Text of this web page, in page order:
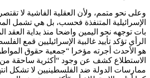
وعلى نحو متمم، ولأن العقلية الفاشية لا
الإسرائيلية المتنفذة فحسب، بل هي تشمل
بات توجهه نحو اليمين واضحا منذ بداية
الرأي تؤكد تأييد غالبية الإسرائيليين قمع
هو الأحدث أجرته مؤخرا “جمعية حقوق
الاستطلاع كشف عن وجود “أكثرية ساحقة من
ممارسات الدولة ضد الفلسطينيين لا تشكل